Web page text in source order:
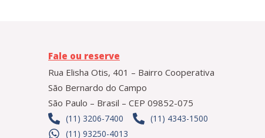
Fale ou reserve
Rua Elisha Otis, 401 – Bairro Cooperativa
São Bernardo do Campo
São Paulo – Brasil – CEP 09852-075
(11) 3206-7400
(11) 4343-1500
(11) 93250-4013